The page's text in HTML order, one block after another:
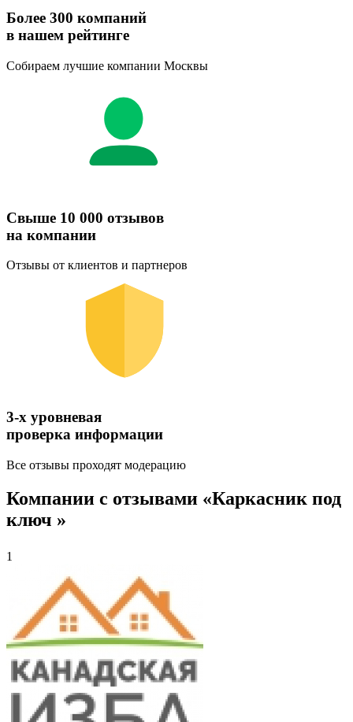
Более 300 компаний
в нашем рейтинге
Собираем лучшие компании Москвы
Свыше 10 000 отзывов
на компании
Отзывы от клиентов и партнеров
3-х уровневая
проверка информации
Все отзывы проходят модерацию
Компании с отзывами «Каркасник под
ключ »
1